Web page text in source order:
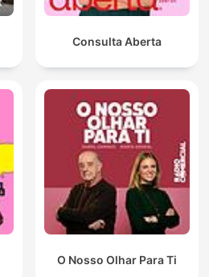
Consulta Aberta
O Nosso Olhar Para Ti